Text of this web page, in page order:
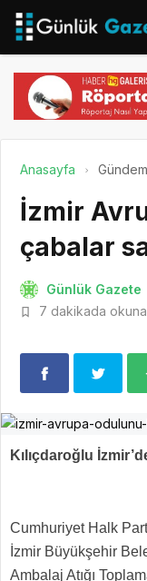
Anasayfa Gündem
İzmir
çabalar
Günlük Gazete
7 dakikada
Kılıçdaroğlu
Cumhuriyet Halk
İzmir Büyükşehir
Ambalaj Atığı